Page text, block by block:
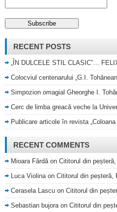
RECENT POSTS
„ÎN DULCELE STIL CLASIC”…
Colocviul centenarului „G.I.
Simpozion omagial Gheorghe I.
Cerc de limba greacă veche la
Publicare articole în revista „Coloana
RECENT COMMENTS
Mioara Fârdăon Cititorul din
Luca Violinaon Cititorul din peșteră,
Cerasela Lascu on Cititorul din
Sebastian bujoraon Cititorul din